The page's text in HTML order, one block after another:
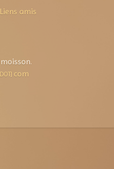
Liens amis
com